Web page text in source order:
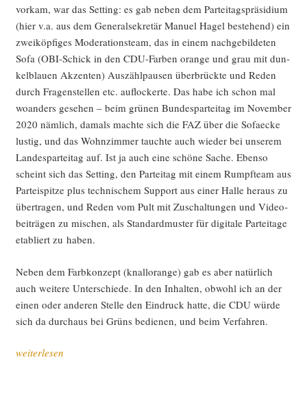
vor­kam, war das Set­ting: es gab neben dem Par­tei­tags­prä­si­di­um
(hier v.a. aus dem Gene­ral­se­kre­tär Manu­el Hagel bestehend) ein
zwei­köp­fi­ges Mode­ra­ti­ons­team, das in einem nach­ge­bil­de­ten
Sofa (OBI-Schick in den CDU-Far­ben oran­ge und grau mit dun­
kel­blau­en Akzen­ten) Aus­zähl­pau­sen über­brück­te und Reden
durch Fra­gen­stel­len etc. auf­lo­cker­te. Das habe ich schon mal
woan­ders gese­hen – beim grü­nen Bun­des­par­tei­tag im Novem­ber
2020 näm­lich, damals mach­te sich die FAZ über die Sofa­ecke
lus­tig, und das Wohn­zim­mer tauch­te auch wie­der bei unse­rem
Lan­des­par­tei­tag auf. Ist ja auch eine schö­ne Sache. Eben­so
scheint sich das Set­ting, den Par­tei­tag mit einem Rumpf­team aus
Par­tei­spit­ze plus tech­ni­schem Sup­port aus einer Hal­le her­aus zu
über­tra­gen, und Reden vom Pult mit Zuschal­tun­gen und Video­
bei­trä­gen zu mischen, als Stan­dard­mus­ter für digi­ta­le Par­tei­ta­ge
eta­bliert zu haben.
Neben dem Farb­kon­zept (knall­oran­ge) gab es aber natür­lich
auch wei­te­re Unter­schie­de. In den Inhal­ten, obwohl ich an der
einen oder ande­ren Stel­le den Ein­druck hat­te, die CDU wür­de
sich da durch­aus bei Grüns bedie­nen, und beim Verfahren.
„Zwei
weiterlesen